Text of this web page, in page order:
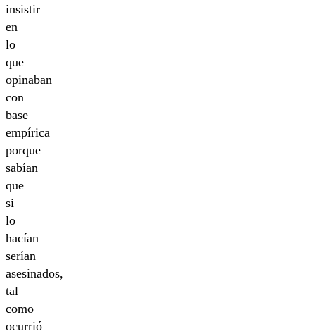
insistir
en
lo
que
opinaban
con
base
empírica
porque
sabían
que
si
lo
hacían
serían
asesinados,
tal
como
ocurrió